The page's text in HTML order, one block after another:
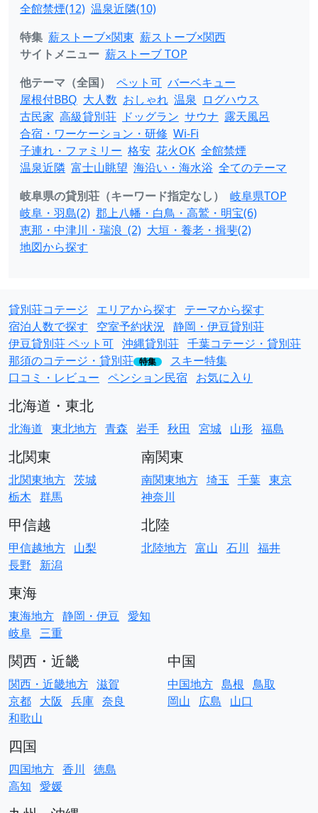
全館禁煙(12) 温泉近隣(10)
特集 薪ストーブ×関東 薪ストーブ×関西
サイトメニュー 薪ストーブ TOP
他テーマ（全国）
ペット可 バーベキュー
屋根付BBQ 大人数 おしゃれ 温泉 ログハウス
古民家 高級貸別荘 ドッグラン サウナ 露天風呂
合宿・ワーケーション・研修 Wi-Fi
子連れ・ファミリー 格安 花火OK 全館禁煙
温泉近隣 富士山眺望 海沿い・海水浴 全てのテーマ
岐阜県の貸別荘（キーワード指定なし）
岐阜県TOP
岐阜・羽島(2) 郡上八幡・白鳥・高鷲・明宝(6)
恵那・中津川・瑞浪 (2) 大垣・養老・揖斐(2)
地図から探す
貸別荘コテージ エリアから探す
テーマから探す
宿泊人数で探す
空室予約状況 静岡・伊豆貸別荘
伊豆貸別荘 ペット可 沖縄貸別荘 千葉コテージ・貸別荘
那須のコテージ・貸別荘 特集
スキー特集
口コミ・レビュー ペンション民宿 お気に入り
北海道・東北
北海道 東北地方 青森 岩手 秋田 宮城 山形 福島
北関東
北関東地方 茨城
栃木 群馬
南関東
南関東地方 埼玉 千葉 東京
神奈川
甲信越
甲信越地方 山梨
長野
新潟
北陸
北陸地方 富山 石川 福井
東海
東海地方 静岡・伊豆 愛知
岐阜 三重
関西・近畿
関西・近畿地方 滋賀
京都 大阪 兵庫 奈良
和歌山
中国
中国地方 島根 鳥取
岡山
広島 山口
四国
四国地方 香川
徳島
高知 愛媛